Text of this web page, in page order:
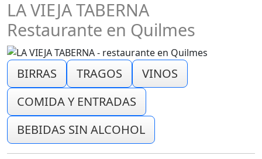
LA VIEJA TABERNA
Restaurante en Quilmes
BIRRAS TRAGOS
VINOS
COMIDA Y ENTRADAS
BEBIDAS SIN ALCOHOL